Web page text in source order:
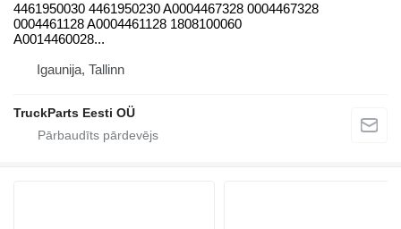
4461950030 4461950230 A0004467328 0004467328
0004461128 A0004461128 1808100060
A0014460028...
Igaunija, Tallinn
TruckParts Eesti OÜ